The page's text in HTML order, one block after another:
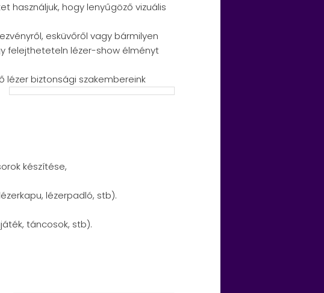
használjuk, hogy lenyűgöző vizuális
esküvőről vagy bármilyen
felejtheteteln lézer-show élményt
lézer biztonsági szakembereink
készítése,
lézerpadló, stb).
táncosok, stb).